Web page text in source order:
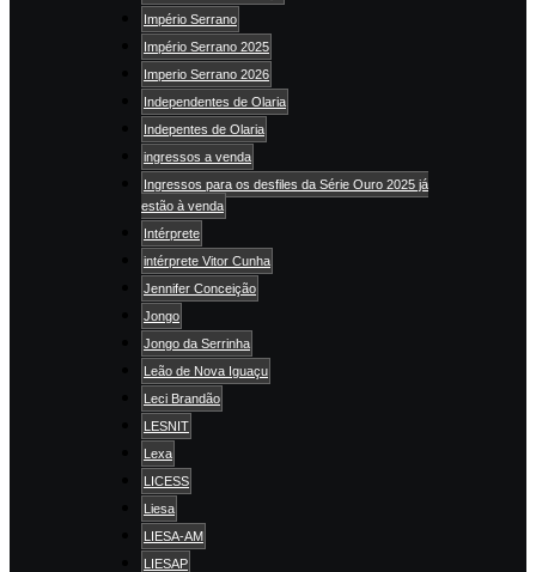
Império Serrano
Império Serrano 2025
Imperio Serrano 2026
Independentes de Olaria
Indepentes de Olaria
ingressos a venda
Ingressos para os desfiles da Série Ouro 2025 já
estão à venda
Intérprete
intérprete Vitor Cunha
Jennifer Conceição
Jongo
Jongo da Serrinha
Leão de Nova Iguaçu
Leci Brandão
LESNIT
Lexa
LICESS
Liesa
LIESA-AM
LIESAP